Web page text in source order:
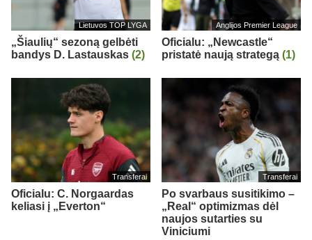
Lietuvos TOP LYGA
„Šiaulių“ sezoną gelbėti
bandys D. Lastauskas (2)
Anglijos Premier League
Oficialu: „Newcastle“
pristatė naują strategą (1)
Transferai
Oficialu: C. Norgaardas
keliasi į „Everton“
Transferai
Po svarbaus susitikimo –
„Real“ optimizmas dėl
naujos sutarties su
Viniciumi